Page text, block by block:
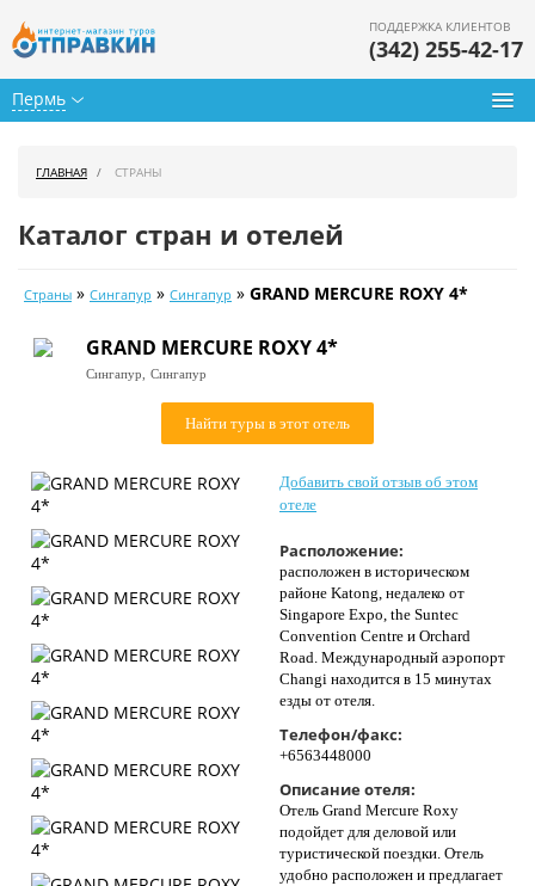
Пермь
ПОДДЕРЖКА КЛИЕНТОВ
(342) 255-42-17
Календарь туров
Цены дня
О нас
Контакты
ГЛАВНАЯ СТРАНЫ
Каталог стран и отелей
Страны » Сингапур » Сингапур » GRAND MERCURE ROXY 4*
GRAND MERCURE ROXY 4*
Сингапур, Сингапур
Найти туры в этот отель
Добавить свой отзыв об этом
отеле
Расположение:
расположен в историческом
районе Katong, недалеко от
Singapore Expo, the Suntec
Convention Centre и Orchard
Road. Международный аэропорт
Changi находится в 15 минутах
езды от отеля.
Телефон/факс:
+6563448000
Описание отеля:
Отель Grand Mercure Roxy
подойдет для деловой или
туристической поездки. Отель
удобно расположен и предлагает